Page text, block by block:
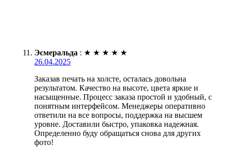
Эсмеральда : ★ ★ ★ ★ ★
26.04.2025
Заказав печать на холсте, осталась довольна
результатом. Качество на высоте, цвета яркие и
насыщенные. Процесс заказа простой и удобный, с
понятным интерфейсом. Менеджеры оперативно
ответили на все вопросы, поддержка на высшем
уровне. Доставили быстро, упаковка надежная.
Определенно буду обращаться снова для других
фото!